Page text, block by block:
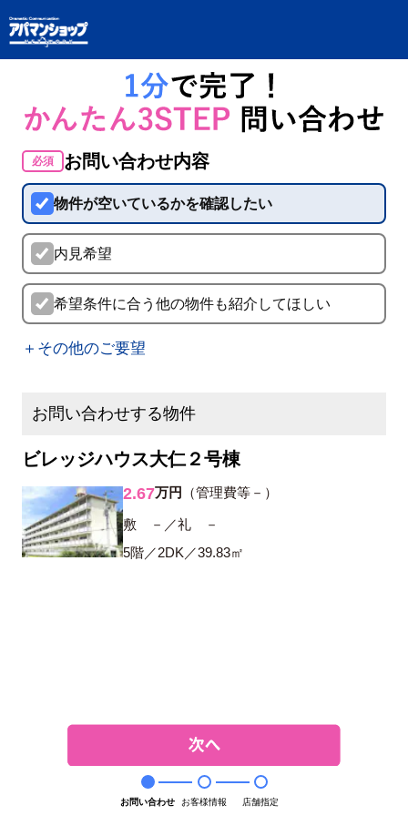
必須 お問い合わせ内容
物件が空いているかを確認したい
内見希望
希望条件に合う他の物件も紹介してほしい
＋その他のご要望
お問い合わせする物件
ビレッジハウス大仁２号棟
2.67万円 （管理費等－）
敷 －／礼 －
5階／2DK／39.83㎡
お問い合わせ お客様情報 店舗指定